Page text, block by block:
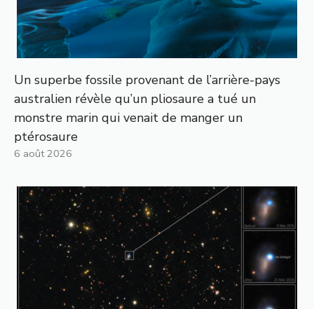
Un superbe fossile provenant de l’arrière-pays
australien révèle qu’un pliosaure a tué un
monstre marin qui venait de manger un
ptérosaure
6 août 2026